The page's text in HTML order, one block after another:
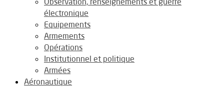
électronique
Equipements
Armements
Opérations
Institutionnel et politique
Armées
Aéronautique